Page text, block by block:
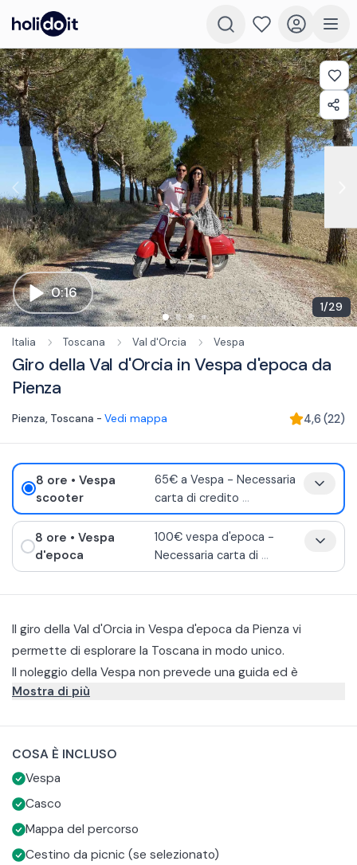
0:16
1/29
Italia Toscana Val d'Orcia Vespa
Giro della Val d'Orcia in Vespa d'epoca da
Pienza
Pienza, Toscana - Vedi mappa 4,6 (22)
8 ore • Vespa
scooter
65€ a Vespa - Necessaria
carta di credito ...
8 ore • Vespa
d'epoca
100€ vespa d'epoca -
Necessaria carta di ...
Il giro della Val d'Orcia in Vespa d'epoca da Pienza vi
permette di esplorare la Toscana in modo unico.
Il noleggio della Vespa non prevede una guida ed è
giornaliero. Gli orari di apertura della struttura sono dalle
scooter.
cesto fornito e suggerimenti su dove fermarti.
Le soste consigliate includono Pienza, San Quirico, Bagno
Vignoni, Monticchiello e Montepulciano. La Val d'Orcia offre
panorami mozzafiato e centri medievali come Pienza e
Montalcino.
Nel prezzo è incluso il noleggio del casco. Ogni Vespa può
trasportare fino a 2 persone. Si consiglia di indossare
scarpe chiuse e pantaloni lunghi.
Mostra di più
COSA È INCLUSO
Vespa
Casco
Mappa del percorso
Cestino da picnic (se selezionato)